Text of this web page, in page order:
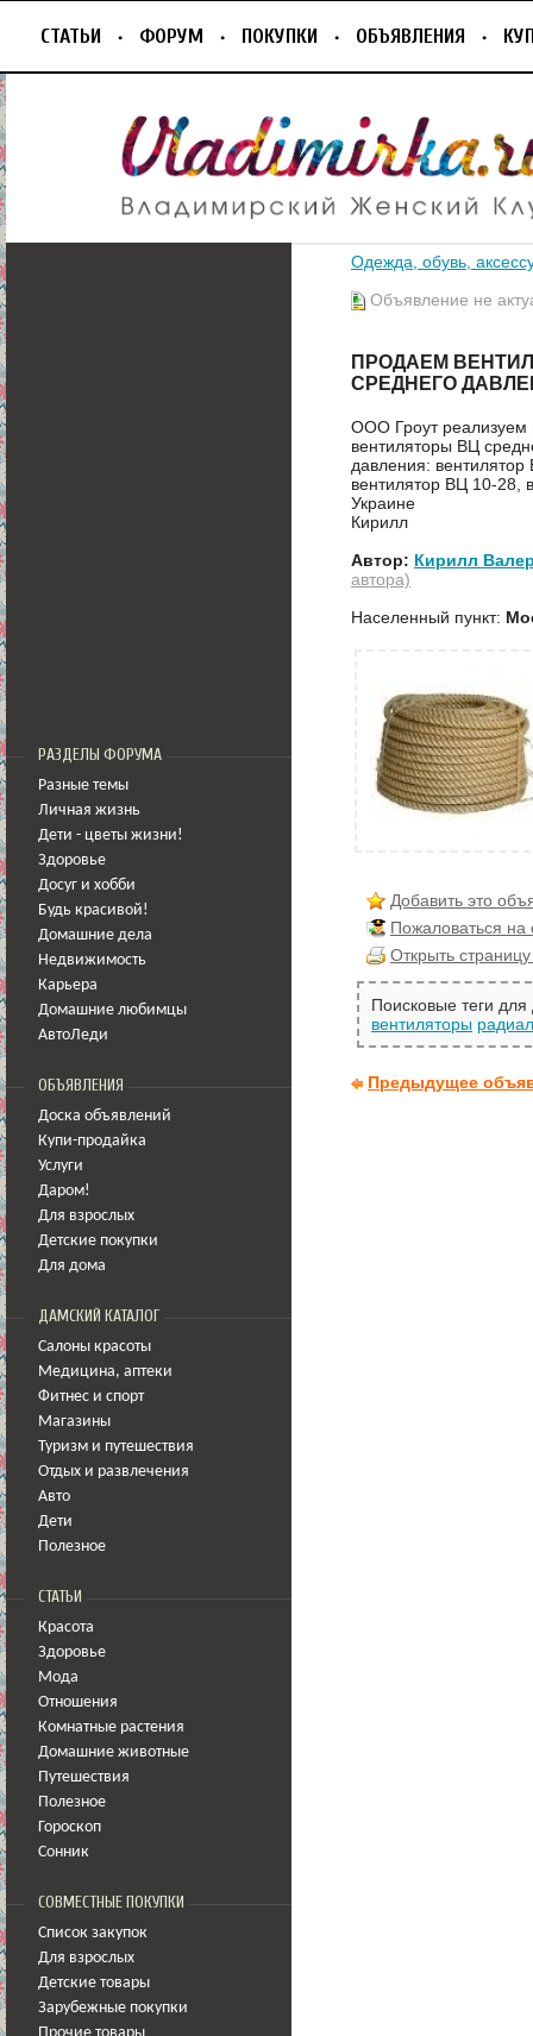
СТАТЬИ ФОРУМ ПОКУПКИ ОБЪЯВЛЕНИЯ
РАЗДЕЛЫ ФОРУМА
Разные темы
Личная жизнь
Дети - цветы жизни!
Здоровье
Досуг и хобби
Будь красивой!
Домашние дела
Недвижимость
Карьера
Домашние любимцы
АвтоЛеди
ОБЪЯВЛЕНИЯ
Доска объявлений
Купи-продайка
Услуги
Даром!
Для взрослых
Детские покупки
Для дома
ДАМСКИЙ КАТАЛОГ
Салоны красоты
Медицина, аптеки
Фитнес и спорт
Магазины
Туризм и путешествия
Отдых и развлечения
Авто
Дети
Полезное
СТАТЬИ
Красота
Здоровье
Мода
Отношения
Комнатные растения
Домашние животные
Путешествия
Полезное
Гороскоп
Сонник
СОВМЕСТНЫЕ ПОКУПКИ
Список закупок
Для взрослых
Детские товары
Зарубежные покупки
Одежда, обувь,
Объявление не
ПРОДАЕМ
СРЕДНЕГО
ООО Гроут реализуем
вентиляторы ВЦ
давления:
вентилятор ВЦ 10-28,
Украине
Кирилл
Автор: Кирилл
автора)
Населенный пункт:
Добавить это
Пожаловаться
Открыть
Поисковые теги
вентиляторы
Предыдущее